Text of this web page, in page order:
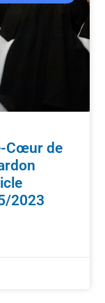
Cœur de
2023